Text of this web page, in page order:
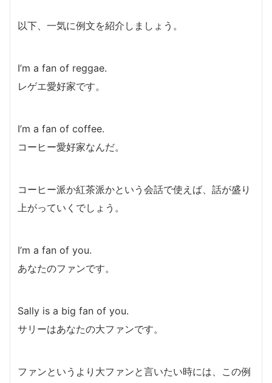
以下、一気に例文を紹介しましょう。
I’m a fan of reggae.
レゲエ愛好家です。
I’m a fan of coffee.
コーヒー愛好家なんだ。
コーヒー派か紅茶派かという会話で使えば、話が盛り
上がっていくでしょう。
I’m a fan of you.
あなたのファンです。
Sally is a big fan of you.
サリーはあなたの大ファンです。
ファンというより大ファンと言いたい時には、この例